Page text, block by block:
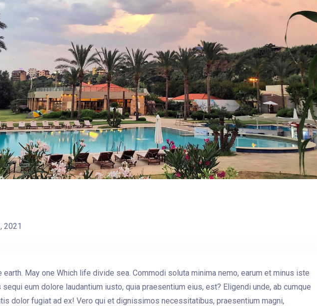
2021
earth. May one Which life divide sea. Commodi soluta minima nemo, earum et minus iste
eum dolore laudantium iusto, quia praesentium eius, est? Eligendi unde, ab cumque
dolor fugiat ad ex! Vero qui et dignissimos necessitatibus, praesentium magni,